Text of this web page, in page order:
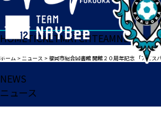
HOMETICKETMATCHTEAMNEWS
ホーム >ニュース >福岡市総合図書館 開館２０周年記念 「アビス
NEWS
ニュース